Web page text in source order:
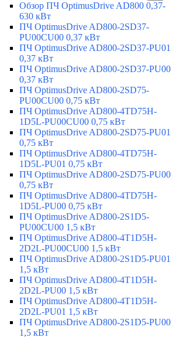
Обзор ПЧ OptimusDrive AD800 0,37-
630 кВт
ПЧ OptimusDrive AD800-2SD37-
PU00CU00 0,37 кВт
ПЧ OptimusDrive AD800-2SD37-PU01
0,37 кВт
ПЧ OptimusDrive AD800-2SD37-PU00
0,37 кВт
ПЧ OptimusDrive AD800-2SD75-
PU00CU00 0,75 кВт
ПЧ OptimusDrive AD800-4TD75H-
1D5L-PU00CU00 0,75 кВт
ПЧ OptimusDrive AD800-2SD75-PU01
0,75 кВт
ПЧ OptimusDrive AD800-4TD75H-
1D5L-PU01 0,75 кВт
ПЧ OptimusDrive AD800-2SD75-PU00
0,75 кВт
ПЧ OptimusDrive AD800-4TD75H-
1D5L-PU00 0,75 кВт
ПЧ OptimusDrive AD800-2S1D5-
PU00CU00 1,5 кВт
ПЧ OptimusDrive AD800-4T1D5H-
2D2L-PU00CU00 1,5 кВт
ПЧ OptimusDrive AD800-2S1D5-PU01
1,5 кВт
ПЧ OptimusDrive AD800-4T1D5H-
2D2L-PU00 1,5 кВт
ПЧ OptimusDrive AD800-4T1D5H-
2D2L-PU01 1,5 кВт
ПЧ OptimusDrive AD800-2S1D5-PU00
1,5 кВт